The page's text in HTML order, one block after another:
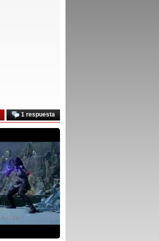
1 respuesta